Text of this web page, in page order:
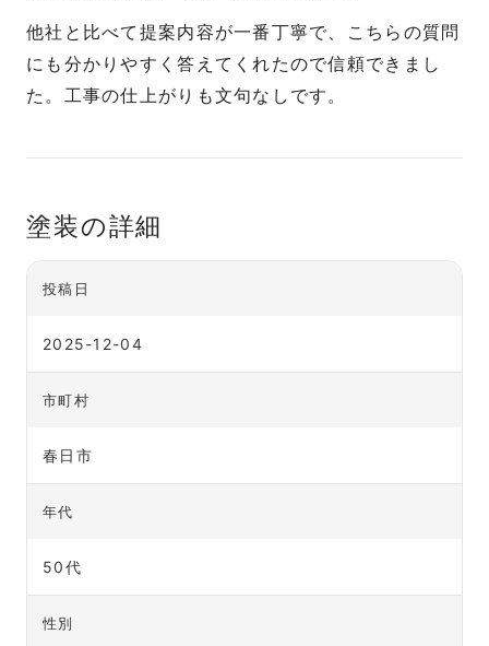
他社と比べて提案内容が一番丁寧で、こちらの質問
にも分かりやすく答えてくれたので信頼できまし
た。工事の仕上がりも文句なしです。
塗装の詳細
投稿日
2025-12-04
市町村
春日市
年代
50代
性別